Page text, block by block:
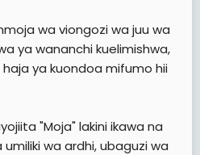
wa viongozi wa juu wa
ya wananchi kuelimishwa,
ya kuondoa mifumo hii
"Moja" lakini ikawa na
wa ardhi, ubaguzi wa